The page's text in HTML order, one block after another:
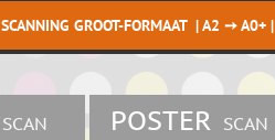
SCANNING GROOT-FORMAAT | A2 ➙ A0+ |
SCAN
SCAN POSTER SCAN
POSTER SCAN